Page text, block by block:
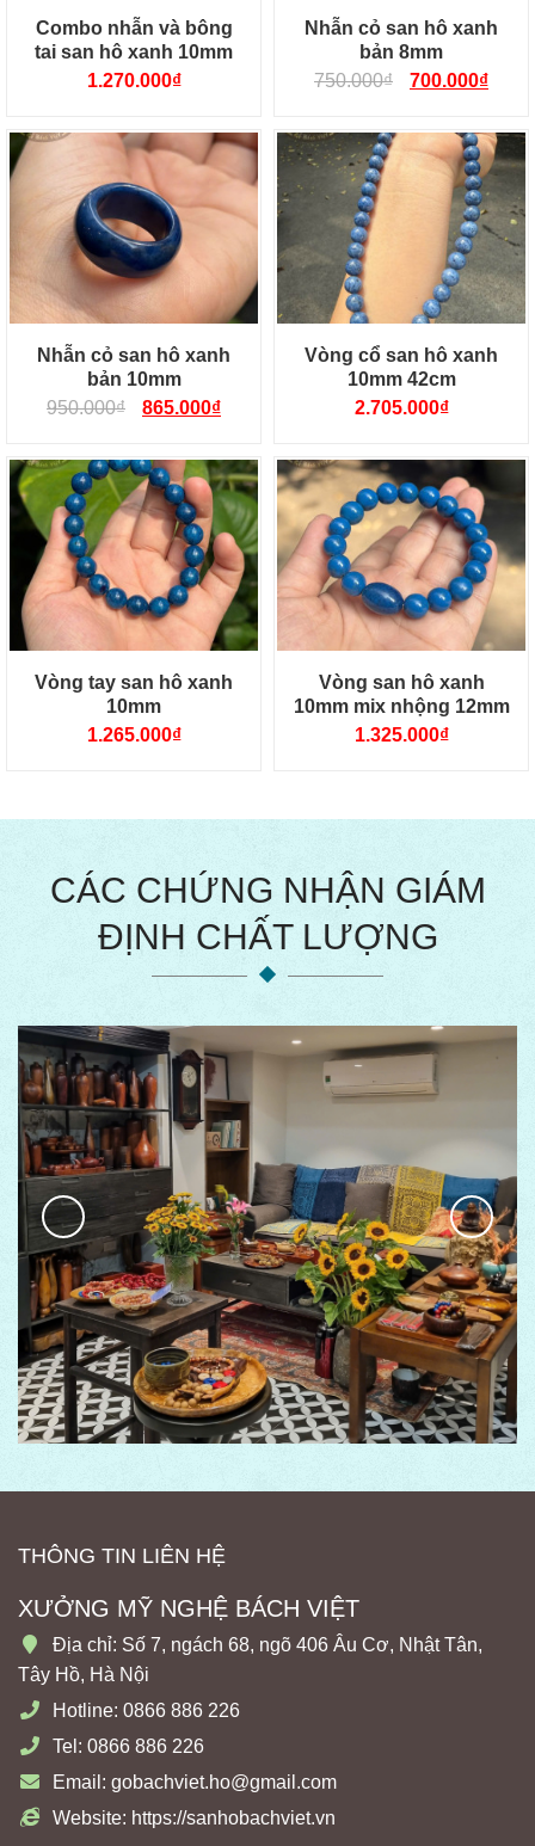
Combo nhẫn và bông
tai san hô xanh 10mm
1.270.000₫
Nhẫn cỏ san hô xanh
bản 8mm
750.000₫ 700.000₫
Nhẫn cỏ san hô xanh
bản 10mm
950.000₫ 865.000₫
Vòng cổ san hô xanh
10mm 42cm
2.705.000₫
Vòng tay san hô xanh
10mm
1.265.000₫
Vòng san hô xanh
10mm mix nhộng 12mm
1.325.000₫
CÁC CHỨNG NHẬN GIÁM
ĐỊNH CHẤT LƯỢNG
THÔNG TIN LIÊN HỆ
XƯỞNG MỸ NGHỆ BÁCH VIỆT
Địa chỉ: Số 7, ngách 68, ngõ 406 Âu Cơ, Nhật Tân,
Tây Hồ, Hà Nội
Hotline: 0866 886 226
Tel: 0866 886 226
Email: gobachviet.ho@gmail.com
Website: https://sanhobachviet.vn